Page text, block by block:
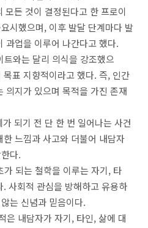
든 것이 결정된다고 한 프로이
시했으며, 이후 발달 단계마다 발
과업을 이루어 나간다고 했다.
와는 달리 의식을 강조했으
표 지향적이라고 했다. 즉, 인간
의지가 있으며 목적을 가진 존재
되기 전 단 한 번 일어나는 사건
느낌과 사고와 더불어 내담자
다.
되는 철학을 이루는 자기, 타
사회적 관심을 방해하고 유용하
는 신념과 믿음이다.
은 내담자가 자기, 타인, 삶에 대